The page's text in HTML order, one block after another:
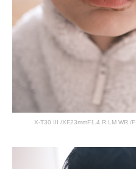
X-T30 III /XF23mmF1.4 R LM WR /